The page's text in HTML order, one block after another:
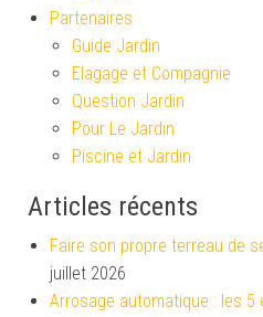
Partenaires
Guide Jardin
Elagage et Compagnie
Question Jardin
Pour Le Jardin
Piscine et Jardin
Articles récents
Faire son propre terreau de
juillet 2026
Arrosage automatique : les